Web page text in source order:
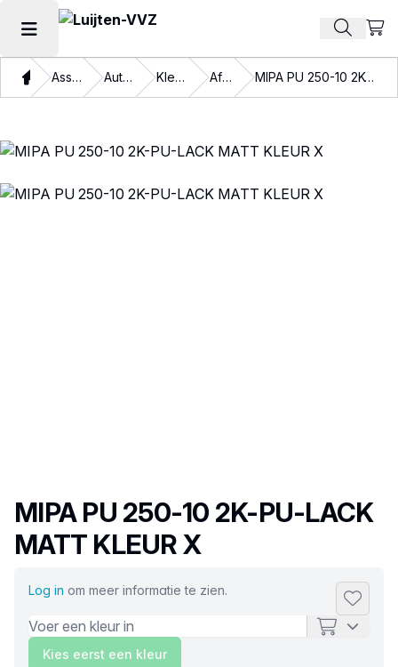
Hoofdmenu openen Zoek
ThuisAssortiment Autolakken Kleurlakken Aflakken MIPA PU 250-10 2K-PU-LACK MATT KLEUR X
Productnaam
MIPA PU 250-10 2K-PU-LACK
MATT KLEUR X
Log in om meer informatie te zien.
Kies eerst een kleur